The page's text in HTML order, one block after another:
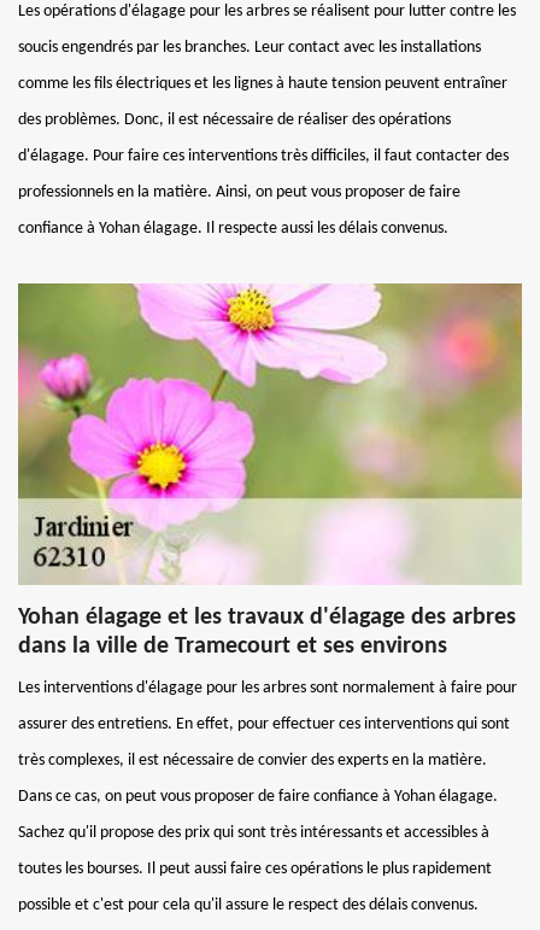
Les opérations d'élagage pour les arbres se réalisent pour lutter contre les
soucis engendrés par les branches. Leur contact avec les installations
comme les fils électriques et les lignes à haute tension peuvent entraîner
des problèmes. Donc, il est nécessaire de réaliser des opérations
d'élagage. Pour faire ces interventions très difficiles, il faut contacter des
professionnels en la matière. Ainsi, on peut vous proposer de faire
confiance à Yohan élagage. Il respecte aussi les délais convenus.
Yohan élagage et les travaux d'élagage des arbres
dans la ville de Tramecourt et ses environs
Les interventions d'élagage pour les arbres sont normalement à faire pour
assurer des entretiens. En effet, pour effectuer ces interventions qui sont
très complexes, il est nécessaire de convier des experts en la matière.
Dans ce cas, on peut vous proposer de faire confiance à Yohan élagage.
Sachez qu'il propose des prix qui sont très intéressants et accessibles à
toutes les bourses. Il peut aussi faire ces opérations le plus rapidement
possible et c'est pour cela qu'il assure le respect des délais convenus.